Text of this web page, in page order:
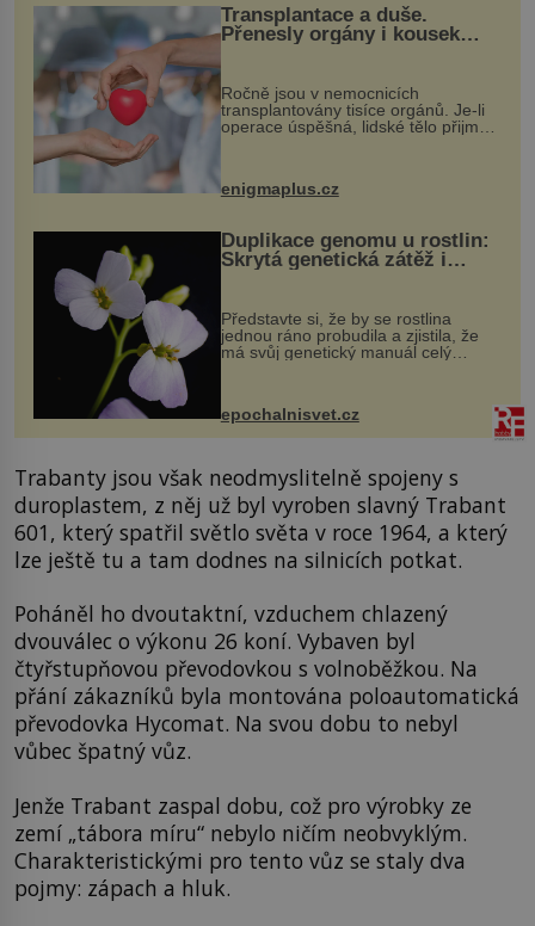
Transplantace a duše.
Přenesly orgány i kousek
Ročně jsou v nemocnicích
transplantovány tisíce orgánů. Je-li
operace úspěšná, lidské tělo přijme
enigmaplus.cz
Duplikace genomu u rostlin:
Skrytá genetická zátěž i
Představte si, že by se rostlina
jednou ráno probudila a zjistila, že
má svůj genetický manuál celý
vstupenka...
epochalnisvet.cz
Trabanty jsou však neodmyslitelně spojeny s
duroplastem, z něj už byl vyroben slavný Trabant
601, který spatřil světlo světa v roce 1964, a který
lze ještě tu a tam dodnes na silnicích potkat.
Poháněl ho dvoutaktní, vzduchem chlazený
dvouválec o výkonu 26 koní. Vybaven byl
čtyřstupňovou převodovkou s volnoběžkou. Na
přání zákazníků byla montována poloautomatická
převodovka Hycomat. Na svou dobu to nebyl
vůbec špatný vůz.
Jenže Trabant zaspal dobu, což pro výrobky ze
zemí „tábora míru“ nebylo ničím neobvyklým.
Charakteristickými pro tento vůz se staly dva
pojmy: zápach a hluk.